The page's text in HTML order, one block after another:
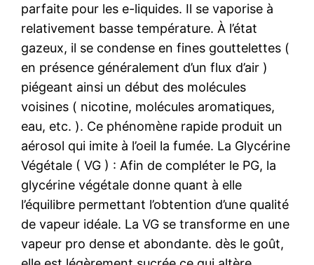
parfaite pour les e-liquides. Il se vaporise à
relativement basse température. À l’état
gazeux, il se condense en fines gouttelettes (
en présence généralement d’un flux d’air )
piégeant ainsi un début des molécules
voisines ( nicotine, molécules aromatiques,
eau, etc. ). Ce phénomène rapide produit un
aérosol qui imite à l’oeil la fumée. La Glycérine
Végétale ( VG ) : Afin de compléter le PG, la
glycérine végétale donne quant à elle
l’équilibre permettant l’obtention d’une qualité
de vapeur idéale. La VG se transforme en une
vapeur pro dense et abondante. dès le goût,